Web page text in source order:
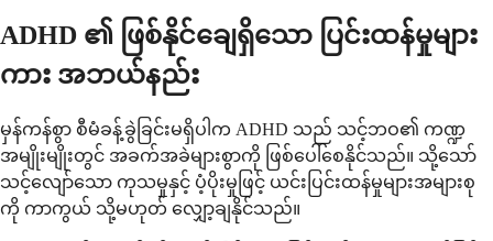
ADHD ၏ ဖြစ်နိုင်ချေရှိသော ပြင်းထန်မှုများ
ကား အဘယ်နည်း
မှန်ကန်စွာ စီမံခန့်ခွဲခြင်းမရှိပါက ADHD သည် သင့်ဘဝ၏ ကဏ္ဍ
အမျိုးမျိုးတွင် အခက်အခဲများစွာကို ဖြစ်ပေါ်စေနိုင်သည်။ သို့သော်
သင့်လျော်သော ကုသမှုနှင့် ပံ့ပိုးမှုဖြင့် ယင်းပြင်းထန်မှုများအများစု
ကို ကာကွယ် သို့မဟုတ် လျှော့ချနိုင်သည်။